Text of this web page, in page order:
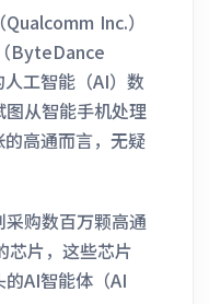
Inc.）
ByteDance
工智能（AI）数
从智能手机处理
高通而言，无疑
购数百万颗高通
芯片，这些芯片
AI智能体（AI